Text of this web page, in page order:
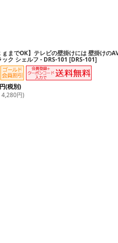
ｇまでOK】テレビの壁掛けには 壁掛けの
ック シェルフ - DRS-101 [DRS-101]
(税別)
4,280円)